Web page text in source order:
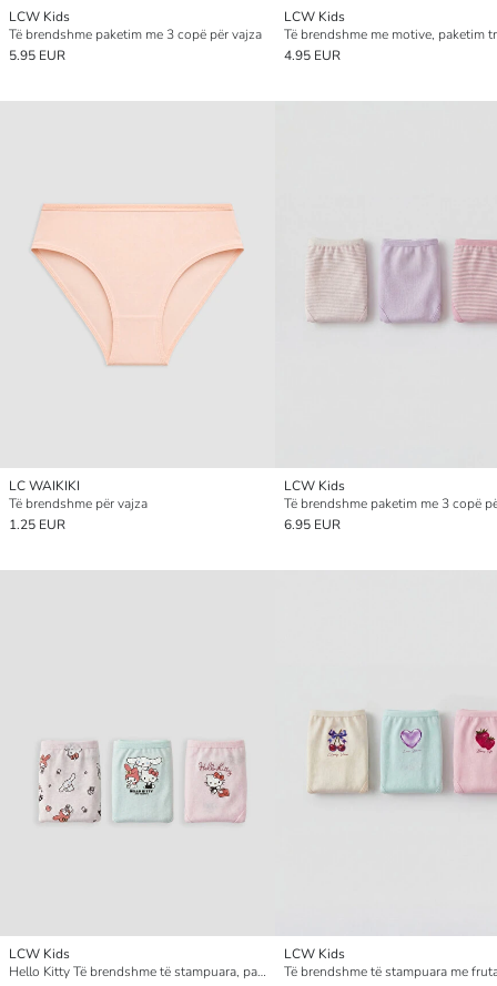
LCW Kids
Të brendshme paketim me 3 copë për vajza
5.95 EUR
LCW Kids
4.95 EUR
LC WAIKIKI
Të brendshme për vajza
1.25 EUR
LCW Kids
Të brendshme paketim me 3 copë
6.95 EUR
LCW Kids
Hello Kitty Të brendshme të stampuara, paketim me 3 copë për vajza
LCW Kids